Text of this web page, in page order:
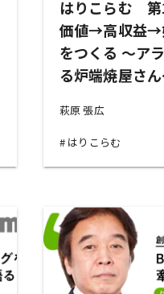
はりこらむ 第
価値→高収益→
をつくる ～ア
る炉端焼屋さん
萩原 張広
はりこらむ